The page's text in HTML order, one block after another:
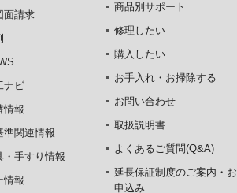
面請求
ナビ
情報
準関連情報
・手すり情報
情報
商品別サポート
修理したい
購入したい
お手入れ・お掃除する
お問い合わせ
取扱説明書
よくあるご質問(Q&A)
延長保証制度のご案内・お
申込み